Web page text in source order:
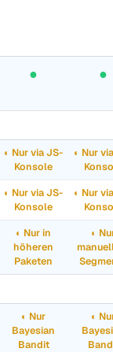
● ●
◐ Nur via JS-
Konsole
◐ Nur
◐ Nur via JS-
Konsole
◐ Nur
◐ Nur in
höheren
Paketen
◐
◐ Nur
Bayesian
Bandit
◐